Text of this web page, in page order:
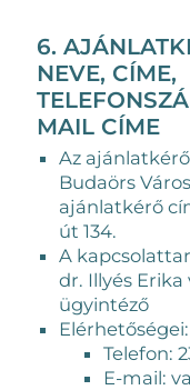
6.
NEVE, CÍME,
MAIL CÍME
Az
Budaörs
ajánlatkérő
út 134.
A
dr. Illyés
ügyintéző
Elérhetőségei:
Telefon:
E-mail: